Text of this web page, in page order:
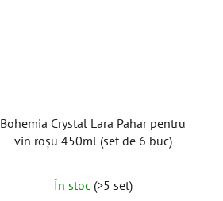
Bohemia Crystal Lara Pahar pentru
vin roșu 450ml (set de 6 buc)
În stoc (>5 set)